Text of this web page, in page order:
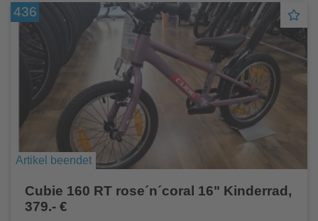
436
Artikel beendet
Cubie 160 RT rose´n´coral 16" Kinderrad,
379.- €